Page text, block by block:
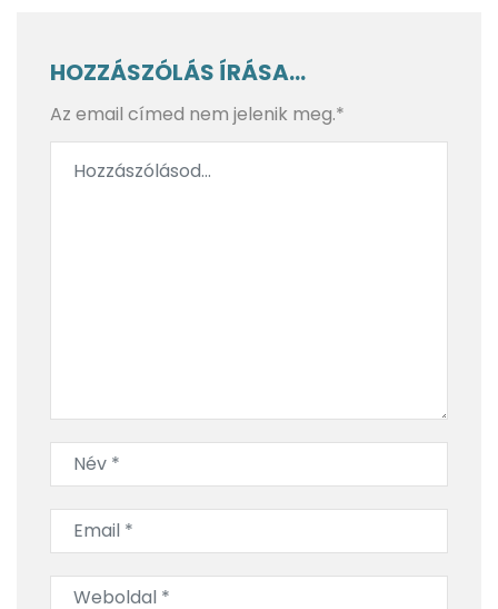
A varázslat útján a golf őshazájától a Loch Ness-i
BlendyGo 3 a hátizsákban: rejtett szépségek és
modern ízek a legendás Fekete-erdőben
HOZZÁSZÓLÁS ÍRÁSA...
Az email címed nem jelenik meg.*